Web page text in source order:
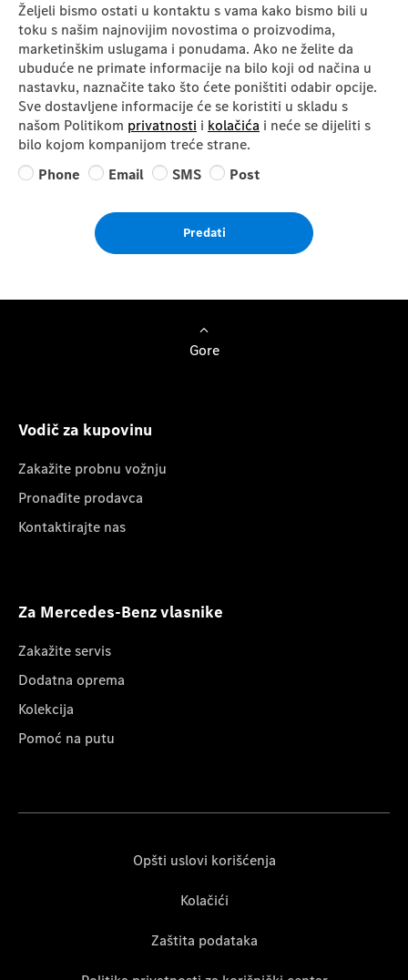
Željeli bismo ostati u kontaktu s vama kako bismo bili u
toku s našim najnovijim novostima o proizvodima,
marketinškim uslugama i ponudama. Ako ne želite da
ubuduće ne primate informacije na bilo koji od načina u
nastavku, naznačite tako što ćete poništiti odabir opcije.
Sve dostavljene informacije će se koristiti u skladu s
našom Politikom privatnosti i kolačića i neće se dijeliti s
bilo kojom kompanijom treće strane.
Phone
Email SMS Post
Predati
Gore
Vodič za kupovinu
Zakažite probnu vožnju
Pronađite prodavca
Kontaktirajte nas
Za Mercedes-Benz vlasnike
Zakažite servis
Dodatna oprema
Kolekcija
Pomoć na putu
Opšti uslovi korišćenja
Kolačići
Zaštita podataka